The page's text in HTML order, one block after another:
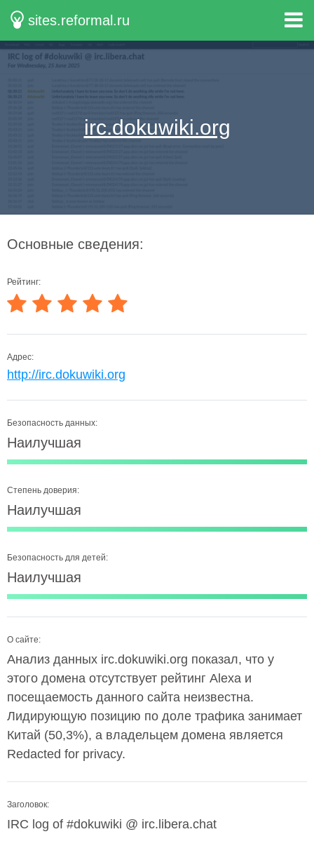
sites.reformal.ru
irc.dokuwiki.org
Основные сведения:
Рейтинг:
Адрес:
http://irc.dokuwiki.org
Безопасность данных:
Наилучшая
Степень доверия:
Наилучшая
Безопасность для детей:
Наилучшая
О сайте:
Анализ данных irc.dokuwiki.org показал, что у
этого домена отсутствует рейтинг Alexa и
посещаемость данного сайта неизвестна.
Лидирующую позицию по доле трафика занимает
Китай (50,3%), а владельцем домена является
Redacted for privacy.
Заголовок:
IRC log of #dokuwiki @ irc.libera.chat